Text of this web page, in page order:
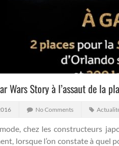
Wars Story à l’assaut de la
No Comments
chez les constructeurs
lorsque l’on constate à quel